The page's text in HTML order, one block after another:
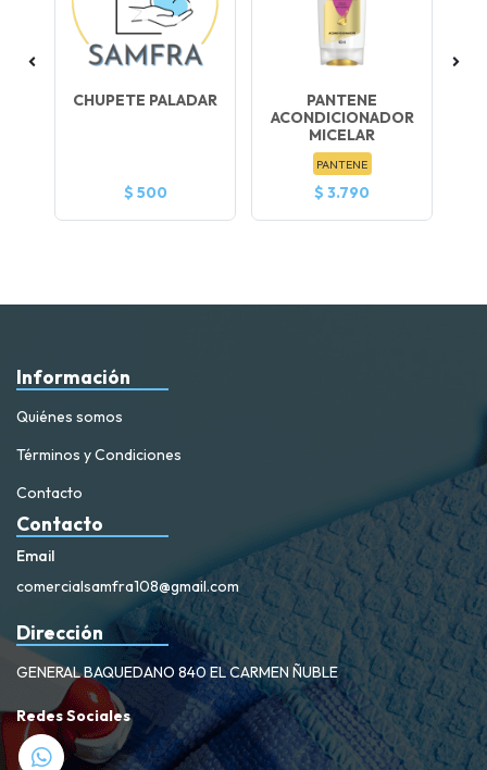
CHUPETE PALADAR
$ 500
PANTENE
ACONDICIONADOR
MICELAR
PANTENE
$ 3.790
Información
Quiénes somos
Términos y Condiciones
Contacto
Contacto
Email
comercialsamfra108@gmail.com
Dirección
GENERAL BAQUEDANO 840 EL CARMEN ÑUBLE
Redes Sociales